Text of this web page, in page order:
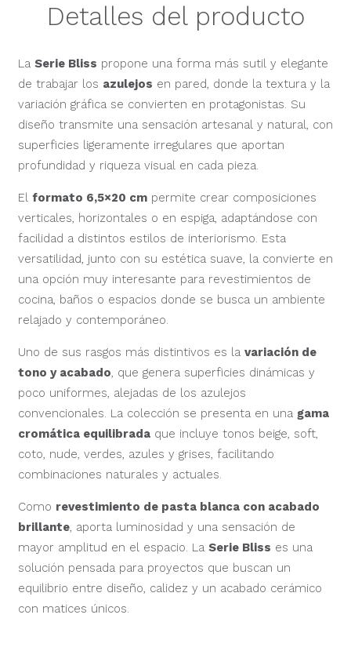
Detalles del producto
La Serie Bliss propone una forma más sutil y elegante
de trabajar los azulejos en pared, donde la textura y la
variación gráfica se convierten en protagonistas. Su
diseño transmite una sensación artesanal y natural, con
superficies ligeramente irregulares que aportan
profundidad y riqueza visual en cada pieza.
El formato 6,5×20 cmpermite crear composiciones
verticales, horizontales o en espiga, adaptándose con
facilidad a distintos estilos de interiorismo. Esta
versatilidad, junto con su estética suave, la convierte en
una opción muy interesante para revestimientos de
cocina, baños o espacios donde se busca un ambiente
relajado y contemporáneo.
Uno de sus rasgos más distintivos es la variación de
tono y acabado , que genera superficies dinámicas y
poco uniformes, alejadas de los azulejos
convencionales. La colección se presenta en una gama
cromática equilibradaque incluye tonos beige, soft,
coto, nude, verdes, azules y grises, facilitando
combinaciones naturales y actuales.
Como revestimiento de pasta blanca con acabado
brillante, aporta luminosidad y una sensación de
mayor amplitud en el espacio. La Serie Bliss es una
solución pensada para proyectos que buscan un
equilibrio entre diseño, calidez y un acabado cerámico
con matices únicos.